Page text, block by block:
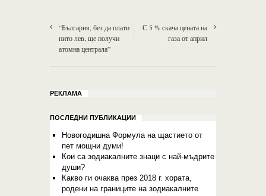
“България, без да плати
нито лев, ще получи
атомна централа”
С 5 % скача цената на
газа от април
РЕКЛАМА
ПОСЛЕДНИ ПУБЛИКАЦИИ
Новогодишна Формула на щастието от
пет мощни думи!
Кои са зодиакалните знаци с най-мъдрите
души?
Какво ги очаква през 2018 г. хората,
родени на границите на зодиакалните